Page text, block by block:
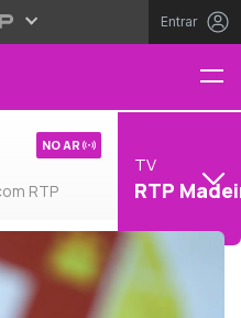
Entrar
RTP
NO AR
TV
RTP